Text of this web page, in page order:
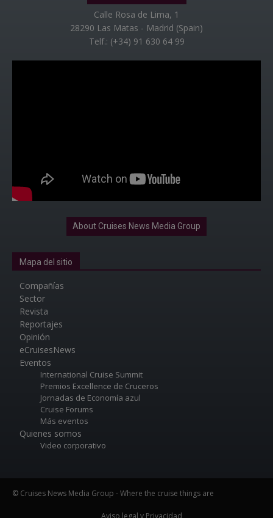
Calle Rosa de Lima, 1
28290 Las Matas - Madrid (Spain)
Telf.: (+34) 91 630 64 99
About Cruises News Media Group
Mapa del sitio
Compañías
Sector
Revista
Reportajes
Opinión
eCruisesNews
Eventos
International Cruise Summit
Premios Excellence de Cruceros
Jornadas de Economía azul
Cruise Forums
Más eventos
Quienes somos
Video corporativo
© Cruises News Media Group - Where the cruise things are